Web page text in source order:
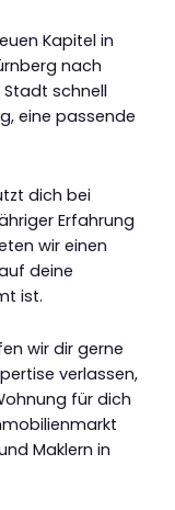
Kapitel in
nach
Stadt schnell
eine passende
dich bei
Erfahrung
wir einen
deine
ist.
wir dir gerne
verlassen,
für dich
Maklern in